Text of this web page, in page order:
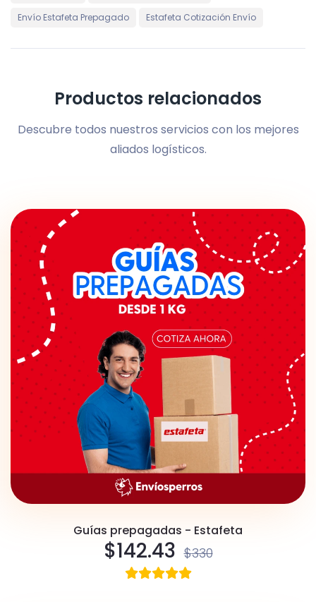
Envío Estafeta Prepagado
Estafeta Cotización Envío
Productos relacionados
Descubre todos nuestros servicios con los mejores
aliados logísticos.
Guías prepagadas - Estafeta
$330
$142.43